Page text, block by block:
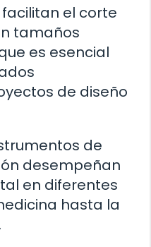
el corte
tamaños
es esencial
de diseño
de
desempeñan
en diferentes
hasta la